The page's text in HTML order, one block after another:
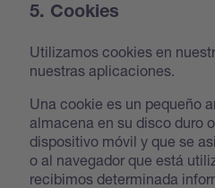
5. Cookies
Utilizamos cookies en
nuestras aplicaciones.
Una cookie es un pequeño
almacena en su disco duro
dispositivo móvil y que se
o al navegador que está
recibimos determinada